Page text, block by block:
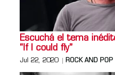
Escuchá el tema
“If I could fly”
Jul 22, 2020 ROCK AND POP